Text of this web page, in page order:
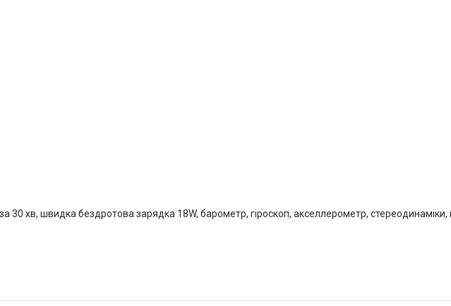
30 хв, швидка бездротова зарядка 18W, барометр, гіроскоп, акселлерометр, стереодинаміки,